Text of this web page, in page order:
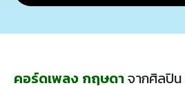
คอร์ดเพลง กฤษดาจากศิลปิน